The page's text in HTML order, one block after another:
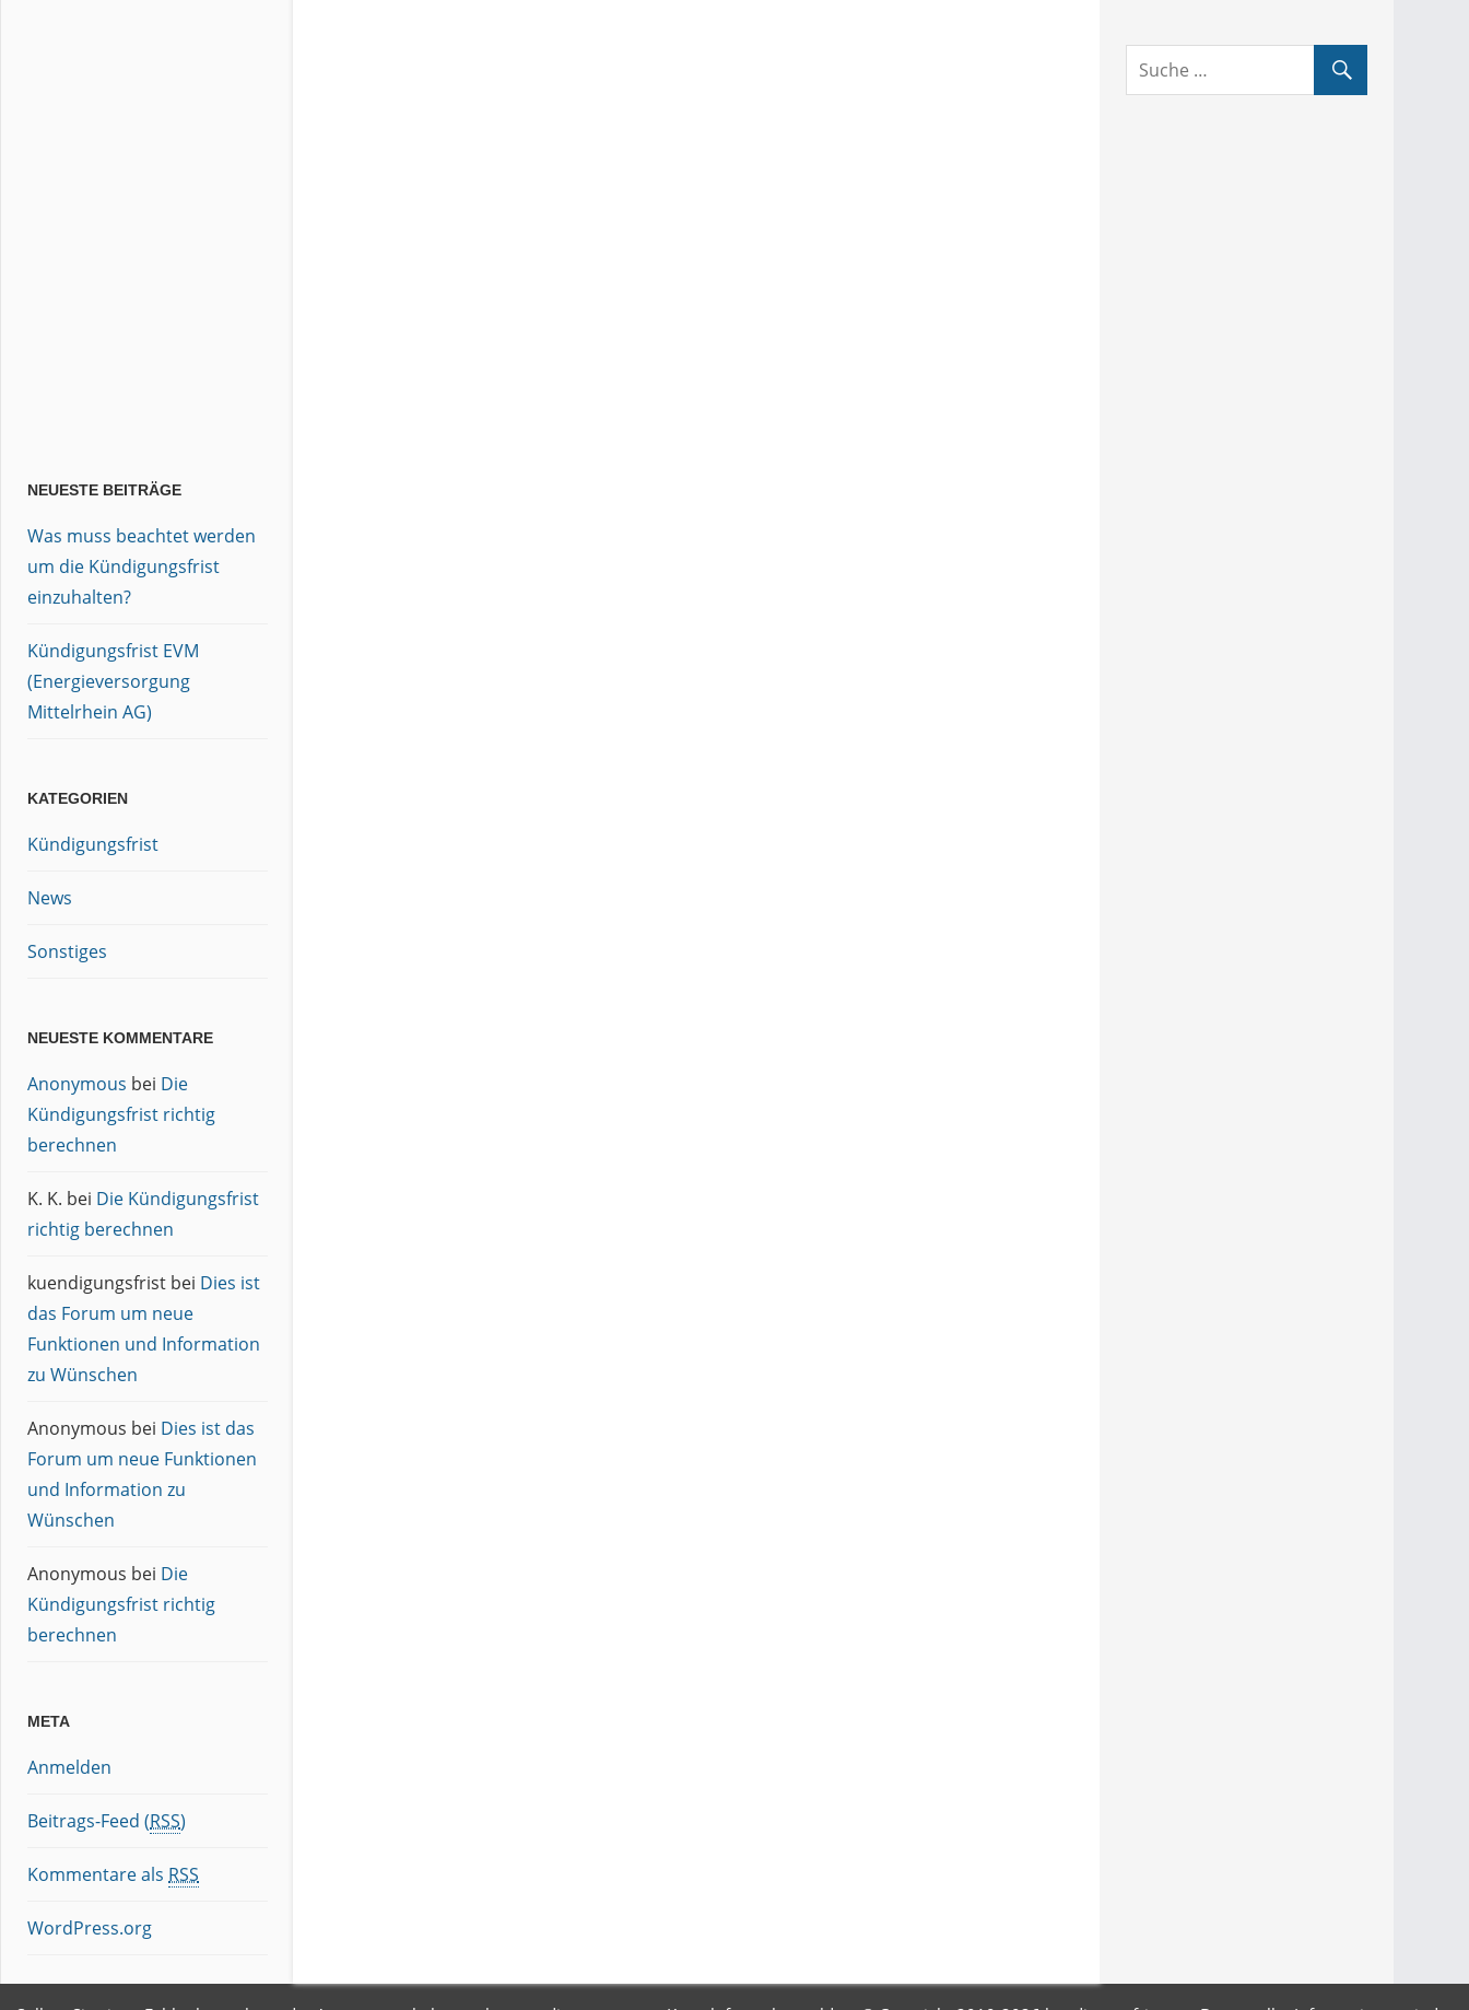
NEUESTE BEITRÄGE
Was muss beachtet werden
um die Kündigungsfrist
einzuhalten?
Kündigungsfrist EVM
(Energieversorgung
Mittelrhein AG)
KATEGORIEN
Kündigungsfrist
News
Sonstiges
NEUESTE KOMMENTARE
Anonymous bei Die
Kündigungsfrist richtig
berechnen
K. K. bei Die Kündigungsfrist
richtig berechnen
kuendigungsfrist bei Dies ist
das Forum um neue
Funktionen und Information
zu Wünschen
Anonymous bei Dies ist das
Forum um neue Funktionen
und Information zu
Wünschen
Anonymous bei Die
Kündigungsfrist richtig
berechnen
META
Anmelden
Beitrags-Feed (RSS)
Kommentare als RSS
WordPress.org